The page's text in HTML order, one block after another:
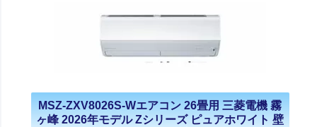
MSZ-ZXV8026S-Wエアコン 26畳用 三菱電機 霧
ヶ峰 2026年モデル Zシリーズ ピュアホワイト 壁